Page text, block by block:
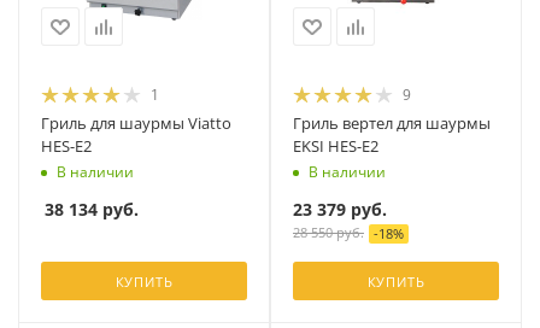
1
Гриль для шаурмы Viatto
HES-E2
В наличии
38 134 руб.
КУПИТЬ
9
Гриль вертел для шаурмы
EKSI HES-E2
В наличии
23 379 руб.
28 550руб. -18%
КУПИТЬ